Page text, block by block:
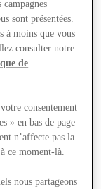
sont présentées.
à moins que vous
consulter notre
de
consentement
» en bas de page
n’affecte pas la
ce moment-là.
nous partageons